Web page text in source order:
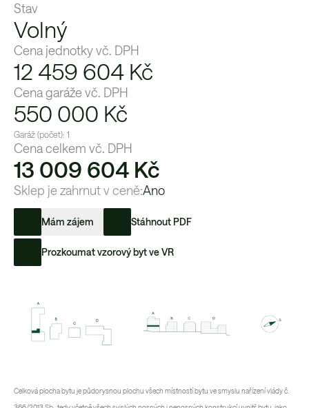
Stav
Volný
Cena jednotky vč. DPH
12 459 604 Kč
Cena garáže vč. DPH
550 000 Kč
Garáž (počet): 1
Cena celkem vč. DPH
13 009 604 Kč
Sklep je zahrnut v ceně:Ano
Mám zájem Stáhnout PDF
Prozkoumat vzorový byt ve VR
Celková plocha bytu je půdorysnou plochu všech místností bytu ve smyslu nařízení vlády č.